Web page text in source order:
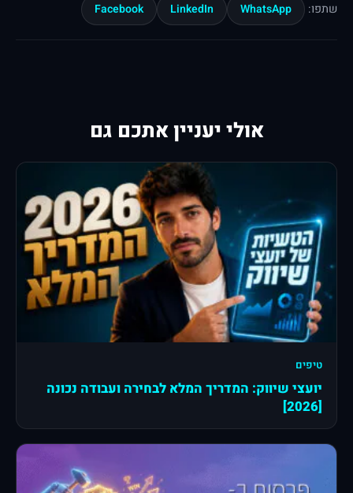
שתפו: WhatsApp
LinkedIn
Facebook
אולי יעניין אתכם גם
טיפים
יועצי שיווק: המדריך המלא לבחירה ועבודה נכונה
[2026]